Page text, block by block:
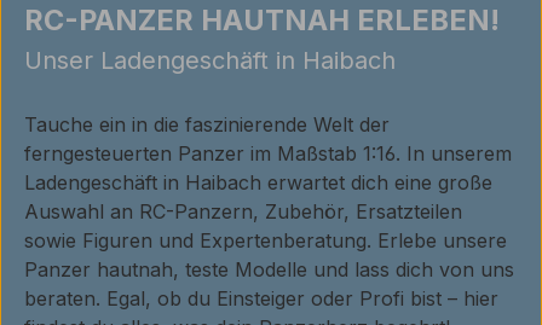
RC-PANZER HAUTNAH ERLEBEN!
Unser Ladengeschäft in Haibach
Tauche ein in die faszinierende Welt der
ferngesteuerten Panzer im Maßstab 1:16. In unserem
Ladengeschäft in Haibach erwartet dich eine große
Auswahl an RC-Panzern, Zubehör, Ersatzteilen
sowie Figuren und Expertenberatung. Erlebe unsere
Panzer hautnah, teste Modelle und lass dich von uns
beraten. Egal, ob du Einsteiger oder Profi bist – hier